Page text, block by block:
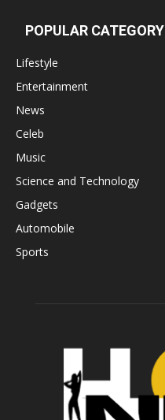
POPULAR CATEGORY
Lifestyle
Entertainment
News
Celeb
Music
Science and Technology
Gadgets
Automobile
Sports